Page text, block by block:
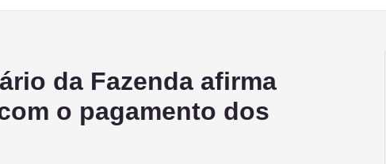
da Fazenda afirma
o pagamento dos